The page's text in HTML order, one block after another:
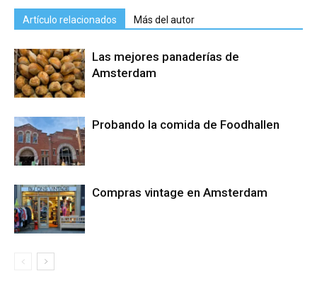
Artículo relacionados Más del autor
Las mejores panaderías de
Amsterdam
Probando la comida de Foodhallen
Compras vintage en Amsterdam